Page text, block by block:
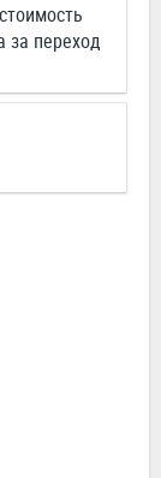
за переход